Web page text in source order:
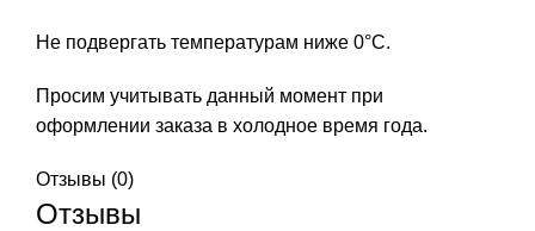
Не подвергать температурам ниже 0°С.
Просим учитывать данный момент при
оформлении заказа в холодное время года.
Отзывы (0)
Отзывы